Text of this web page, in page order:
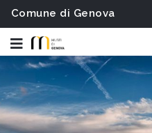
Comune di Genova